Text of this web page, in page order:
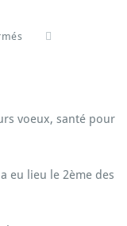
voeux, santé pour
eu lieu le 2ème des